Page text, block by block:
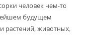
человек чем-то
будущем
растений, животных,